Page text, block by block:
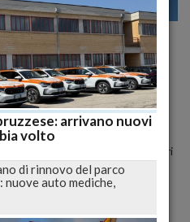
2019 10:37
scorso, in Sicilia ieri e in
i saldi estivi prenderanno il via
mette in guardia i consumatori
utili per fare acquisti in
arrivano nuovi
volto
di rinnovo del parco
nuove auto mediche,